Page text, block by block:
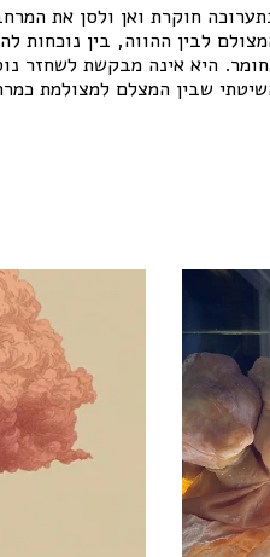
חוקרת ואן ולסן את
לבין ההווה, בין נוכחות
היא אינה מבקשת לשחזר
שבין המצלם למצולמת